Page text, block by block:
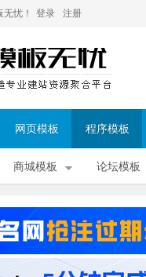
忧！ 登录 注册
网页模板 程序模板
商城模板 论坛模板